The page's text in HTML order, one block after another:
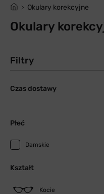
Okulary korekcyjne
Okulary
Filtry
Czas dostawy
Płeć
Damskie
Kształt
Kocie